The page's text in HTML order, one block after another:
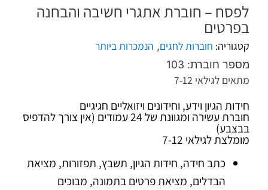
לפסח – חוברת אתגרי חשיבה והבחנה
בפרטים
קטגוריה: חוברות לחגים, הנמכרות ביותר
מספר חוברת: 103
מתאים לגילאי 7-12
חידות הגיון וידע, וחידונים ויזואליים חגיגיים
חוברת עשירה ומגוונת של 24 עמודים (אין צורך להדפיס
בבצבע)
מומלצת לגילאי 7-12
כתב חידה, חידות הגיון, תשבץ, תפזורות, מציאת
הבדלים, מציאת פרטים בתמונה, מבוכים